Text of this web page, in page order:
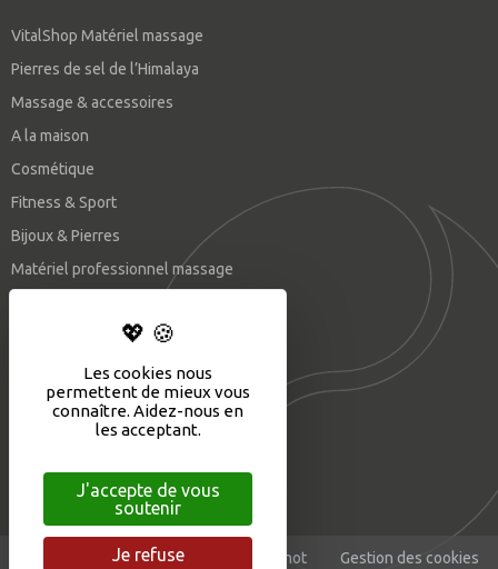
VitalShop Matériel massage
Pierres de sel de l’Himalaya
Massage & accessoires
A la maison
Cosmétique
Fitness & Sport
Bijoux & Pierres
Matériel professionnel massage
Mentions légales CGV ©Eliophot Gestion des cookies
Les cookies nous
permettent de mieux vous
connaître. Aidez-nous en
les acceptant.
J'accepte de vous
soutenir
Je refuse